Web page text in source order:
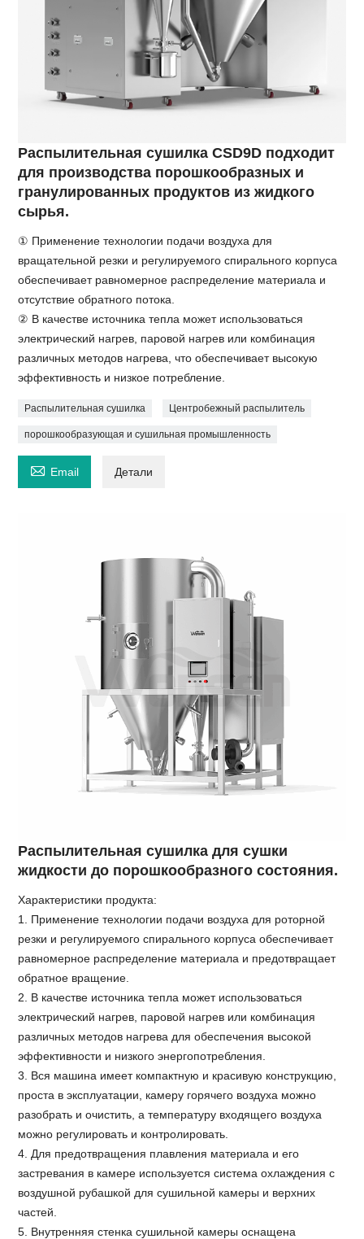
Распылительная сушилка CSD9D подходит
для производства порошкообразных и
гранулированных продуктов из жидкого
сырья.
① Применение технологии подачи воздуха для
вращательной резки и регулируемого спирального корпуса
обеспечивает равномерное распределение материала и
отсутствие обратного потока.
② В качестве источника тепла может использоваться
электрический нагрев, паровой нагрев или комбинация
различных методов нагрева, что обеспечивает высокую
эффективность и низкое потребление.
Распылительная сушилка Центробежный распылитель
порошкообразующая и сушильная промышленность
 Email Детали
Распылительная сушилка для сушки
жидкости до порошкообразного состояния.
Характеристики продукта:
1. Применение технологии подачи воздуха для роторной
резки и регулируемого спирального корпуса обеспечивает
равномерное распределение материала и предотвращает
обратное вращение.
2. В качестве источника тепла может использоваться
электрический нагрев, паровой нагрев или комбинация
различных методов нагрева для обеспечения высокой
эффективности и низкого энергопотребления.
3. Вся машина имеет компактную и красивую конструкцию,
проста в эксплуатации, камеру горячего воздуха можно
разобрать и очистить, а температуру входящего воздуха
можно регулировать и контролировать.
4. Для предотвращения плавления материала и его
застревания в камере используется система охлаждения с
воздушной рубашкой для сушильной камеры и верхних
частей.
5. Внутренняя стенка сушильной камеры оснащена